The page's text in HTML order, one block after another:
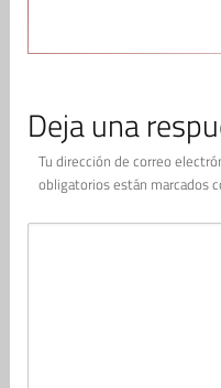
Deja una
Tu dirección de correo
obligatorios están marcados